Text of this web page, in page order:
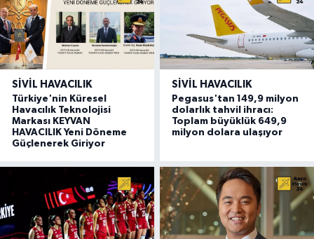
SIVIL HAVACILIK
Türkiye'nin Küresel
Havacılık Teknolojisi
Markası KEYVAN
HAVACILIK Yeni Döneme
Güçlenerek Giriyor
SIVIL HAVACILIK
Pegasus'tan 149,9 milyon
dolarlık tahvil ihracı:
Toplam büyüklük 649,9
milyon dolara ulaşıyor